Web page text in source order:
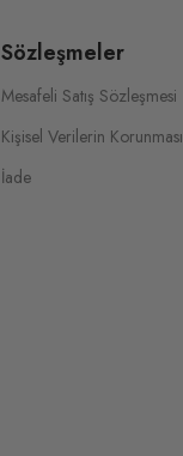
Sözleşmeler
Mesafeli Satış Sözleşmesi
Kişisel Verilerin Korunması
İade